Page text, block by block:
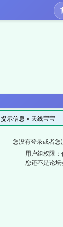
提示信息 » 天线宝宝
您没有登录或者
用户组权限
您还不是论